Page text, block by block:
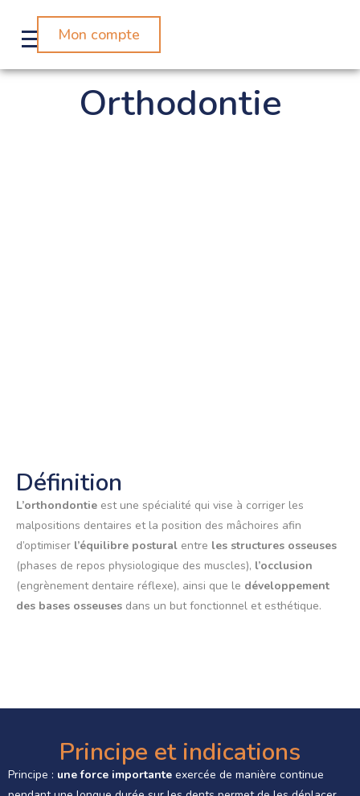
Mon compte
Orthodontie
Définition
L’orthondontie est une spécialité qui vise à corriger les
malpositions dentaires et la position des mâchoires afin
d’optimiser l’équilibre postural entre les structures osseuses
(phases de repos physiologique des muscles), l’occlusion
(engrènement dentaire réflexe), ainsi que le développement
des bases osseuses dans un but fonctionnel et esthétique.
Principe et indications
Principe : une force importante exercée de manière continue